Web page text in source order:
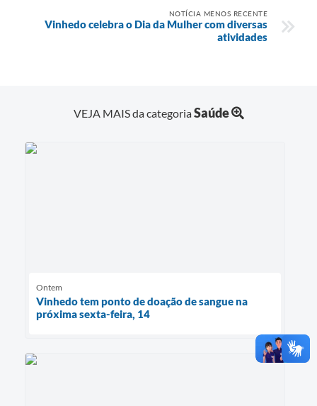
NOTÍCIA MENOS RECENTE
Vinhedo celebra o Dia da Mulher com diversas
atividades
VEJA MAIS da categoriaSaúde
Ontem
Vinhedo tem ponto de doação de sangue na
próxima sexta-feira, 14